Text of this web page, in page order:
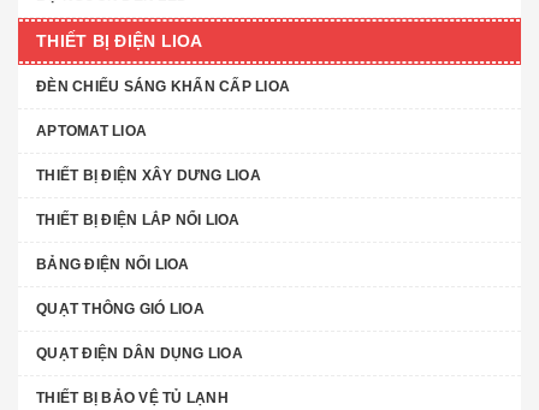
THIẾT BỊ ĐIỆN LIOA
ĐÈN CHIẾU SÁNG KHẨN CẤP LIOA
APTOMAT LIOA
THIẾT BỊ ĐIỆN XÂY DƯNG LIOA
THIẾT BỊ ĐIỆN LẮP NỔI LIOA
BẢNG ĐIỆN NỔI LIOA
QUẠT THÔNG GIÓ LIOA
QUẠT ĐIỆN DÂN DỤNG LIOA
THIẾT BỊ BẢO VỆ TỦ LẠNH